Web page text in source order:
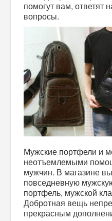
помогут вам, ответят
вопросы.
Мужские портфели и
неотъемлемыми
мужчин. В магазине
повседневную
портфель, мужской
Добротная вещь
прекрасным